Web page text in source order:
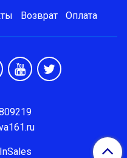
Возврат Оплата